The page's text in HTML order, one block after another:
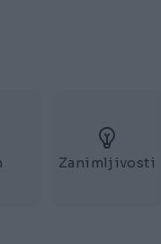
Zanimljivosti